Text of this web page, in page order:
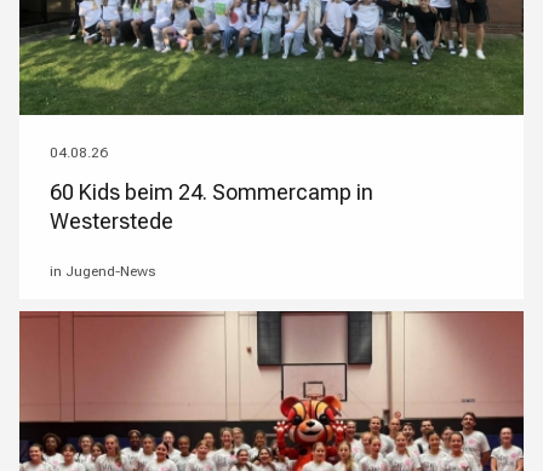
04.08.26
60 Kids beim 24. Sommercamp in
Westerstede
in Jugend-News